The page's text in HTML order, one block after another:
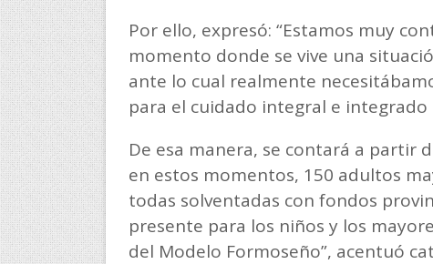
Por ello, expresó: “Estamos muy
momento donde se vive una
ante lo cual realmente
para el cuidado integral e integrado
De esa manera, se contará a partir
en estos momentos, 150 adultos
todas solventadas con fondos
presente para los niños y los
del Modelo Formoseño”, acentuó